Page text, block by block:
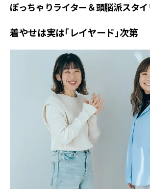
ぽっちゃりライター＆頭脳派スタ
着やせは実は「レイヤード」次第